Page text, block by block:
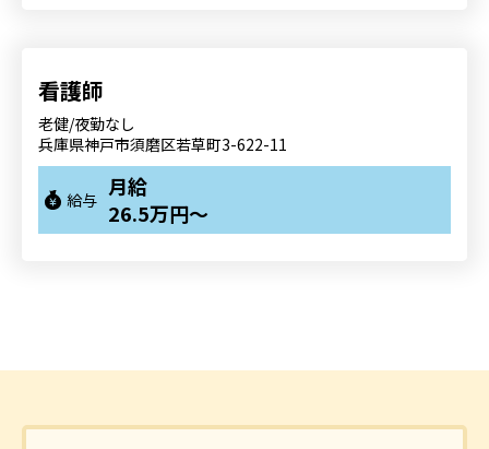
看護師
老健/夜勤なし
兵庫県神戸市須磨区若草町3-622-11
給与 月給
26.5万円～